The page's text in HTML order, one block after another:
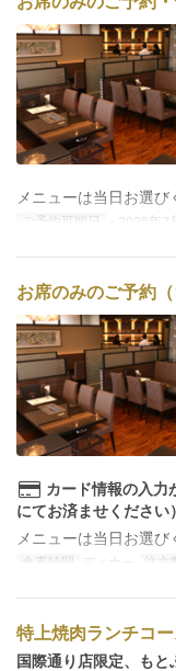
メニューは当日お選び
ご予約可能日 ~ 2025年7
お席のみのご予約（
カード情報の入力
にてお済ませください）
メニューは当日お選び
食事時間 ディナー 注文
特上焼肉ランチコ
国際通り店限定、もと